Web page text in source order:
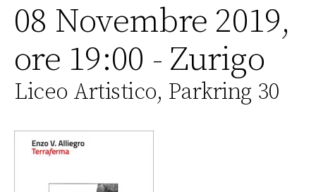
08 Novembre 2019,
ore 19:00 - Zurigo
Liceo Artistico, Parkring 30